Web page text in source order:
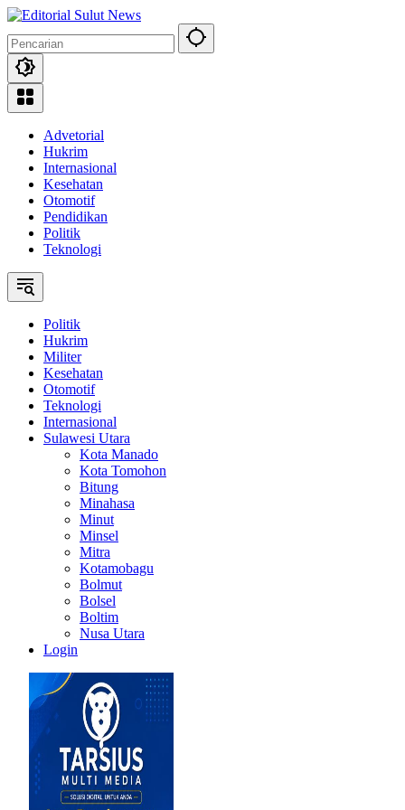
Langsung
konten
Advetorial
Hukrim
Internasional
Kesehatan
Otomotif
Pendidikan
Politik
Teknologi
Politik
Hukrim
Militer
Kesehatan
Otomotif
Teknologi
Internasional
Sulawesi Utara
Kota Manado
Kota Tomohon
Bitung
Minahasa
Minut
Minsel
Mitra
Kotamobagu
Bolmut
Bolsel
Boltim
Nusa Utara
Login